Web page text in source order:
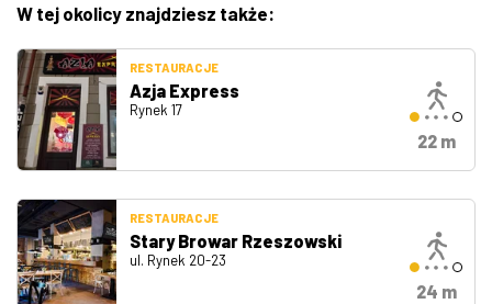
W tej okolicy znajdziesz także:
RESTAURACJE
Azja Express
Rynek 17
22 m
RESTAURACJE
Stary Browar Rzeszowski
ul. Rynek 20-23
24 m